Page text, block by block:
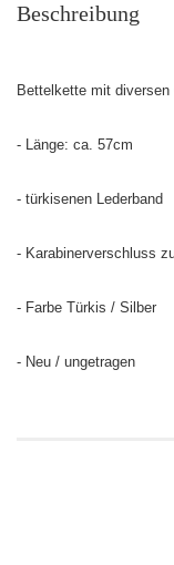
Beschreibung
Bettelkette mit diversen
- Länge: ca. 57cm
- türkisenen Lederband
- Karabinerverschluss
- Farbe Türkis / Silber
- Neu / ungetragen